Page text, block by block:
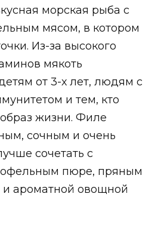
морская рыба с
мясом, в котором
Из-за высокого
мякоть
от 3-х лет, людям с
и тем, кто
жизни. Филе
сочным и очень
сочетать с
пюре, пряным
ароматной овощной